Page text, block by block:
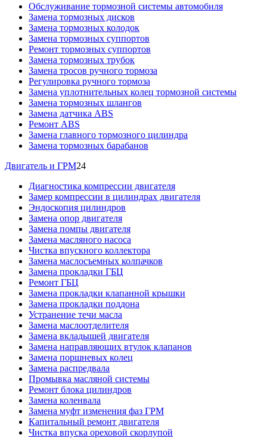
Обслуживание тормозной системы автомобиля
Замена тормозных дисков
Замена тормозных колодок
Замена тормозных суппортов
Ремонт тормозных суппортов
Замена тормозных трубок
Замена тросов ручного тормоза
Регулировка ручного тормоза
Замена уплотнительных колец тормозной системы
Замена тормозных шлангов
Замена датчика ABS
Ремонт ABS
Замена главного тормозного цилиндра
Замена тормозных барабанов
Двигатель и ГРМ24
Диагностика компрессии двигателя
Замер компрессии в цилиндрах двигателя
Эндоскопия цилиндров
Замена опор двигателя
Замена помпы двигателя
Замена масляного насоса
Чистка впускного коллектора
Замена маслосъемных колпачков
Замена прокладки ГБЦ
Ремонт ГБЦ
Замена прокладки клапанной крышки
Замена прокладки поддона
Устранение течи масла
Замена маслоотделителя
Замена вкладышей двигателя
Замена направляющих втулок клапанов
Замена поршневых колец
Замена распредвала
Промывка масляной системы
Ремонт блока цилиндров
Замена коленвала
Замена муфт изменения фаз ГРМ
Капитальный ремонт двигателя
Чистка впуска ореховой скорлупой